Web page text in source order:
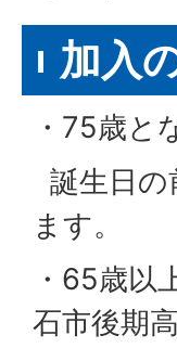
加入
・75歳と
誕生日
ます。
・65歳以
石市後期